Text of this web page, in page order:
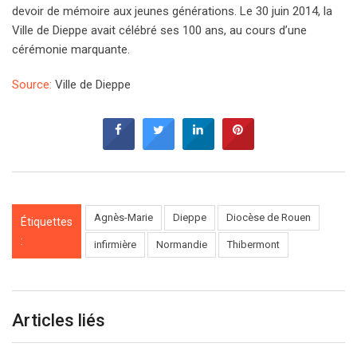
devoir de mémoire aux jeunes générations. Le 30 juin 2014, la
Ville de Dieppe avait célébré ses 100 ans, au cours d’une
cérémonie marquante.
Source: Ville de Dieppe
Étiquettes
:
Agnès-Marie Dieppe Diocèse de Rouen
infirmière Normandie Thibermont
Articles liés